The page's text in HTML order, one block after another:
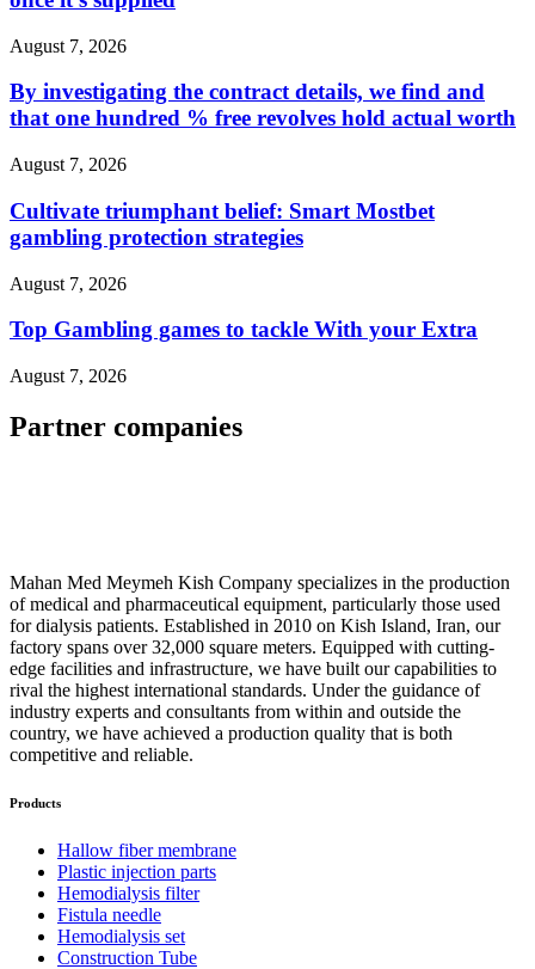
August 7, 2026
By investigating the contract details, we find and
that one hundred % free revolves hold actual worth
August 7, 2026
Cultivate triumphant belief: Smart Mostbet
gambling protection strategies
August 7, 2026
Top Gambling games to tackle With your Extra
August 7, 2026
Partner companies
Mahan Med Meymeh Kish Company specializes in the production
of medical and pharmaceutical equipment, particularly those used
for dialysis patients. Established in 2010 on Kish Island, Iran, our
factory spans over 32,000 square meters. Equipped with cutting-
edge facilities and infrastructure, we have built our capabilities to
rival the highest international standards. Under the guidance of
industry experts and consultants from within and outside the
country, we have achieved a production quality that is both
competitive and reliable.
Products
Hallow fiber membrane
Plastic injection parts
Hemodialysis filter
Fistula needle
Hemodialysis set
Construction Tube